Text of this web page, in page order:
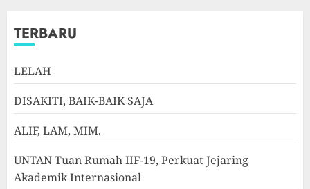
TERBARU
LELAH
DISAKITI, BAIK-BAIK SAJA
ALIF, LAM, MIM.
UNTAN Tuan Rumah IIF-19, Perkuat Jejaring
Akademik Internasional